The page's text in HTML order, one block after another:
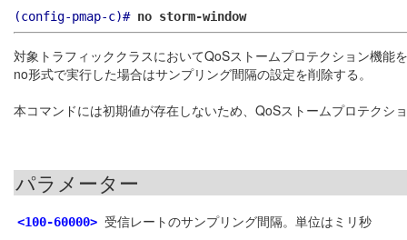
(config-pmap-c)# no storm-window
対象トラフィッククラスにおいてQoSストームプロテクション機能
no形式で実行した場合はサンプリング間隔の設定を削除する。
本コマンドには初期値が存在しないため、QoSストームプロテク
パラメーター
<100-60000> 受信レートのサンプリング間隔。単位はミリ秒